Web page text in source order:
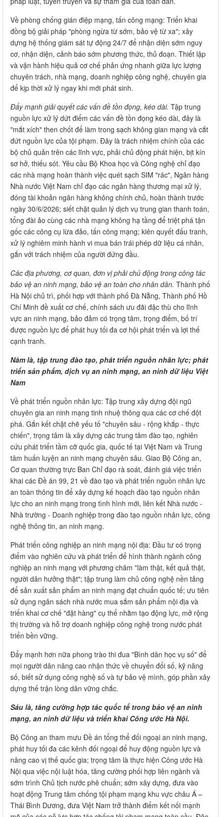
Về phòng chống gián điệp mạng, tấn công mạng: Triển khai
đồng bộ giải pháp "phòng ngừa từ sớm, bảo vệ từ xa"; xây
dựng hệ thống giám sát tự động 24/7 để nhận diện sớm nguy
cơ, nhận diện, cảnh báo sớm phương thức, thủ đoạn. Thiết lập
và vận hành hiệu quả cơ chế phản ứng nhanh giữa lực lượng
chuyên trách, nhà mạng, doanh nghiệp công nghệ, chuyên gia
để kịp thời xử lý ngay khi mới phát sinh.
Đẩy mạnh giải quyết các vấn đề tồn đọng, kéo dài. Tập trung
nguồn lực xử lý dứt điểm các vấn đề tồn đọng kéo dài, đây là
"mắt xích" then chốt để làm trong sạch không gian mạng và cắt
đứt nguồn lực của tội phạm. Đây là trách nhiệm chính của các
bộ chủ quản trên các lĩnh vực, phải chủ động phát hiện, bịt kín
sơ hở, thiếu sót. Yêu cầu Bộ Khoa học và Công nghệ chỉ đạo
các nhà mạng hoàn thành việc quét sạch SIM "rác", Ngân hàng
Nhà nước Việt Nam chỉ đạo các ngân hàng thương mại xử lý,
đóng tài khoản ngân hàng không chính chủ, hoàn thành trước
ngày 30/6/2026; siết chặt quản lý dịch vụ trung gian thanh toán,
tổng đài ảo cùng các nhà mạng không hạ tầng để triệt phá tận
gốc các công cụ lừa đảo, tấn công mạng; kiên quyết đấu tranh,
xử lý nghiêm minh hành vi mua bán trái phép dữ liệu cá nhân,
gắn với trách nhiệm của người đứng đầu.
Các địa phương, cơ quan, đơn vị phải chủ động trong công tác
bảo vệ an ninh mạng, bảo vệ an toàn cho nhân dân. Thành phố
Hà Nội chủ trì, phối hợp với thành phố Đà Nẵng, Thành phố Hồ
Chí Minh đề xuất cơ chế, chính sách ưu đãi đặc thù cho lĩnh
vực an ninh mạng, bảo đảm có trọng tâm, trọng điểm, bố trí
được nguồn lực để phát huy tối đa cơ hội phát triển và lợi thế
cạnh tranh.
Năm là, tập trung đào tạo, phát triển nguồn nhân lực; phát
triển sản phẩm, dịch vụ an ninh mạng, an ninh dữ liệu Việt
Nam
Về phát triển nguồn nhân lực: Tập trung xây dựng đội ngũ
chuyên gia an ninh mạng tinh nhuệ thông qua các cơ chế đột
phá. Gắn kết chặt chẽ yếu tố "chuyên sâu - rộng khắp - thực
chiến", trọng tâm là xây dựng các trung tâm đào tạo, nghiên
cứu phát triển tầm cỡ quốc gia, quốc tế tại Việt Nam và Trung
tâm huấn luyện an ninh mạng chuyên sâu. Giao Bộ Công an,
Cơ quan thường trực Ban Chỉ đạo rà soát, đánh giá việc triển
khai các Đề án 99, 21 về đào tạo và phát triển nguồn nhân lực
an toàn thông tin để xây dựng kế hoạch đào tạo nguồn nhân
lực cho an ninh mạng trong tình hình mới, liên kết Nhà nước -
Nhà trường - Doanh nghiệp trong đào tạo nguồn nhân lực, công
nghệ thông tin, an ninh mạng.
Phát triển công nghiệp an ninh mạng nội địa: Đầu tư có trọng
điểm vào nghiên cứu và phát triển để hình thành ngành công
nghiệp an ninh mạng với phương châm "làm thật, kết quả thật,
người dân hưởng thật"; tập trung làm chủ công nghệ nền tảng
để sản xuất sản phẩm an ninh mạng đạt chuẩn quốc tế; ưu tiên
sử dụng ngân sách nhà nước mua sắm sản phẩm nội địa và
triển khai cơ chế "đặt hàng" cụ thể nhằm tạo động lực, mở rộng
thị trường và hỗ trợ doanh nghiệp công nghệ trong nước phát
triển bền vững.
Đẩy mạnh hơn nữa phong trào thi đua "Bình dân học vụ số" để
mọi người dân nâng cao nhận thức về chuyển đổi số, kỹ năng
số, biết sử dụng công nghệ số và tự bảo vệ mình, góp phần xây
dựng thế trận lòng dân vững chắc.
Sáu là, tăng cường hợp tác quốc tế trong bảo vệ an ninh
mạng, an ninh dữ liệu và triển khai Công ước Hà Nội.
Bộ Công an tham mưu Đề án tổng thể đối ngoại an ninh mạng,
phát huy tối đa các kênh đối ngoại để huy động nguồn lực và
nâng cao vị thế quốc gia; trọng tâm là thực hiện Công ước Hà
Nội qua việc nội luật hóa, tăng cường phối hợp liên ngành và
sớm trình Chủ tịch nước phê chuẩn; sớm xây dựng, đưa vào
hoạt động Trung tâm chống tội phạm mạng khu vực châu Á –
Thái Bình Dương, đưa Việt Nam trở thành điểm kết nối mạnh